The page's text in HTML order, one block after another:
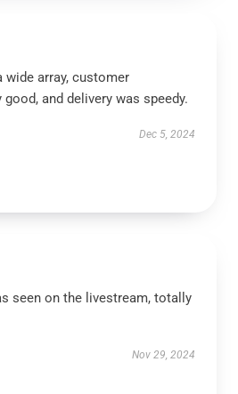
array, customer
and delivery was speedy.
Dec 5, 2024
seen on the livestream, totally
Nov 29, 2024